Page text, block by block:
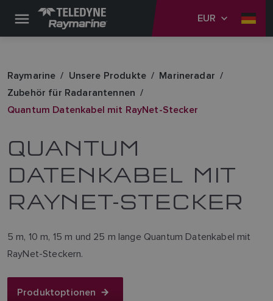
EUR
Raymarine Unsere Produkte
Marineradar
Zubehör für Radarantennen
Quantum Datenkabel mit RayNet-Stecker
QUANTUM
DATENKABEL MIT
RAYNET-STECKER
5 m, 10 m, 15 m und 25 m lange Quantum Datenkabel mit
RayNet-Steckern.
Produktoptionen